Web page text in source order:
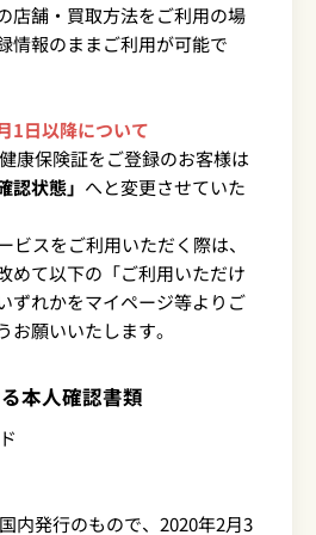
店舗・買取方法をご利用の場
情報のままご利用が可能で
1日以降について
康保険証をご登録のお客様は
認状態」 へと変更させていた
ビスをご利用いただく際は、
めて以下の「ご利用いただけ
ずれかをマイページ等よりご
お願いいたします。
本人確認書類
内発行のもので、2020年2月3